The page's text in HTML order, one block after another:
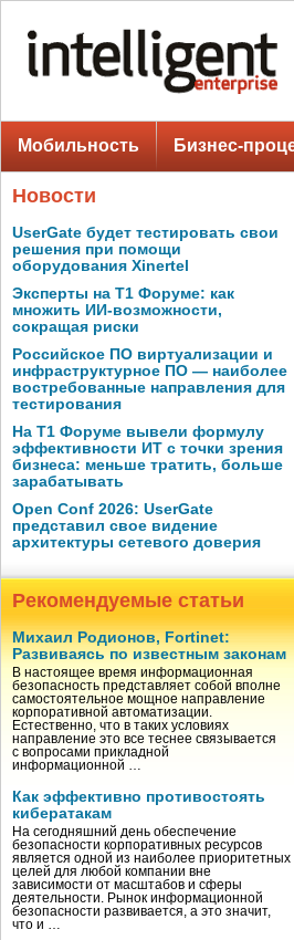
Мобильность Бизнес-
Новости
UserGate будет тестировать свои
решения при помощи
оборудования Xinertel
Эксперты на Т1 Форуме: как
множить ИИ-возможности,
сокращая риски
Российское ПО виртуализации и
инфраструктурное ПО — наиболее
востребованные направления для
тестирования
На Т1 Форуме вывели формулу
эффективности ИТ с точки зрения
бизнеса: меньше тратить, больше
зарабатывать
Open Conf 2026: UserGate
представил свое видение
архитектуры сетевого доверия
Рекомендуемые статьи
Михаил Родионов, Fortinet:
Развиваясь по известным законам
В настоящее время информационная
безопасность представляет собой вполне
самостоятельное мощное направление
корпоративной автоматизации.
Естественно, что в таких условиях
направление это все теснее связывается
с вопросами прикладной
информационной …
Как эффективно противостоять
кибератакам
На сегодняшний день обеспечение
безопасности корпоративных ресурсов
является одной из наиболее приоритетных
целей для любой компании вне
зависимости от масштабов и сферы
деятельности. Рынок информационной
безопасности развивается, а это значит,
что и …